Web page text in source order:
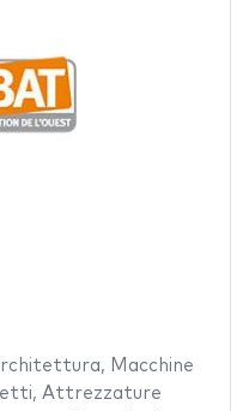
, Macchine
, Attrezzature